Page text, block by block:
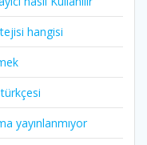
hangisi
yayınlanmıyor